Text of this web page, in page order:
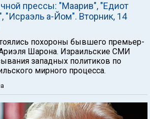
прессы: "Маарив", "Едиот
"Исраэль а-Йом". Вторник, 14
похороны бывшего премьер-
Шарона. Израильские СМИ
западных политиков по
мирного процесса.